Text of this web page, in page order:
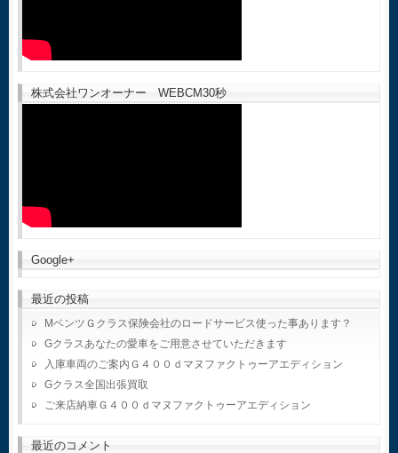
株式会社ワンオーナー WEBCM30秒
Google+
最近の投稿
MベンツＧクラス保険会社のロードサービス使った事あります？
Gクラスあなたの愛車をご用意させていただきます
入庫車両のご案内Ｇ４００ｄマヌファクトゥーアエディション
Gクラス全国出張買取
ご来店納車Ｇ４００ｄマヌファクトゥーアエディション
最近のコメント